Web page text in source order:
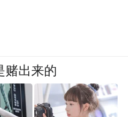
赌出来的